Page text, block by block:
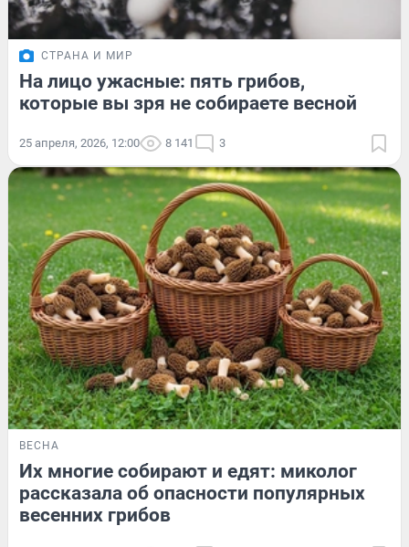
СТРАНА И МИР
На лицо ужасные: пять грибов,
которые вы зря не собираете весной
25 апреля, 2026, 12:00 8 141 3
ВЕСНА
Их многие собирают и едят: миколог
рассказала об опасности популярных
весенних грибов